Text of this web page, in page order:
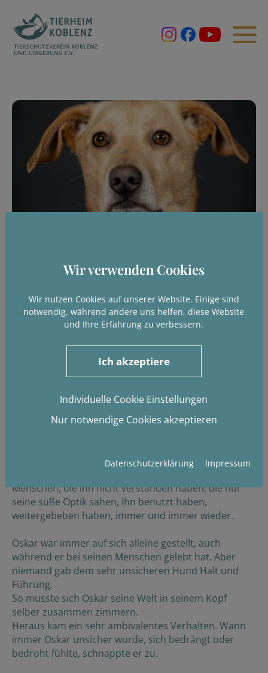
Wir verwenden Cookies
Wir nutzen Cookies auf unserer Website. Einige sind
notwendig, während andere uns helfen, diese Website
und Ihre Erfahrung zu verbessern.
Ich akzeptiere
Individuelle Cookie Einstellungen
Nur notwendige Cookies akzeptieren
Datenschutzerklärung Impressum
Oskar - jetzt wird alles gut
Ein wunderschöner, süßer Hund? Oder ein
Nun, Oskar ist beides, je nachdem welche Menschen
Fakt ist: Oskar hat vom Welpenalter an immer die
Menschen, die ihn nicht verstanden haben, die nur
seine süße Optik sahen, ihn benutzt haben,
weitergebeben haben, immer und immer wieder.
Oskar war immer auf sich alleine gestellt, auch
während er bei seinen Menschen gelebt hat. Aber
niemand gab dem sehr unsicheren Hund Halt und
Führung.
So musste sich Oskar seine Welt in seinem Kopf
selber zusammen zimmern.
Heraus kam ein sehr ambivalentes Verhalten. Wann
immer Oskar unsicher wurde, sich bedrängt oder
bedroht fühlte, schnappte er zu.